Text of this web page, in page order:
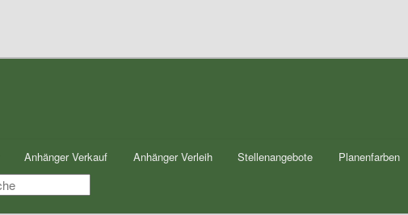
Anhänger Verkauf Anhänger Verleih Stellenangebote Planenfarben